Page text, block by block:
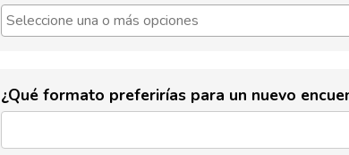
¿Qué formato preferirías para un nuevo